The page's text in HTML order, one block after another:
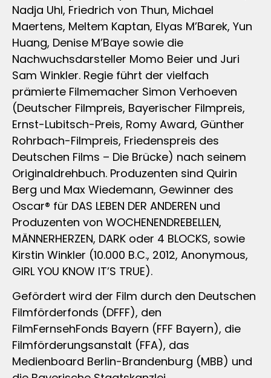
Nadja Uhl, Friedrich von Thun, Michael
Maertens, Meltem Kaptan, Elyas M’Barek, Yun
Huang, Denise M’Baye sowie die
Nachwuchsdarsteller Momo Beier und Juri
Sam Winkler. Regie führt der vielfach
prämierte Filmemacher Simon Verhoeven
(Deutscher Filmpreis, Bayerischer Filmpreis,
Ernst-Lubitsch-Preis, Romy Award, Günther
Rohrbach-Filmpreis, Friedenspreis des
Deutschen Films – Die Brücke) nach seinem
Originaldrehbuch. Produzenten sind Quirin
Berg und Max Wiedemann, Gewinner des
Oscar® für DAS LEBEN DER ANDEREN und
Produzenten von WOCHENENDREBELLEN,
MÄNNERHERZEN, DARK oder 4 BLOCKS, sowie
Kirstin Winkler (10.000 B.C., 2012, Anonymous,
GIRL YOU KNOW IT’S TRUE).
Gefördert wird der Film durch den Deutschen
Filmförderfonds (DFFF), den
FilmFernsehFonds Bayern (FFF Bayern), die
Filmförderungsanstalt (FFA), das
Medienboard Berlin-Brandenburg (MBB) und